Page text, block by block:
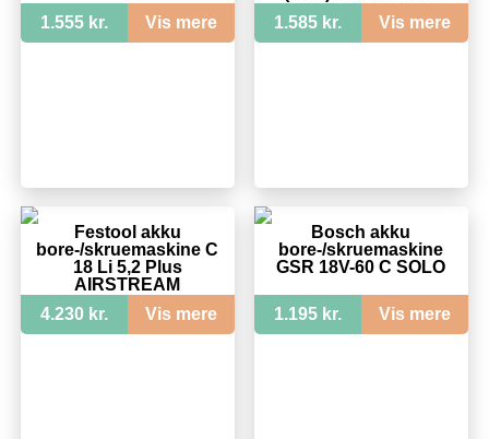
1.555 kr. Vis mere
1.585 kr.
Vis mere
Festool akku
bore-/skruemaskine C
18 Li 5,2 Plus
AIRSTREAM
4.230 kr.
Vis mere
Bosch akku
bore-/skruemaskine
GSR 18V-60 C SOLO
1.195 kr. Vis mere